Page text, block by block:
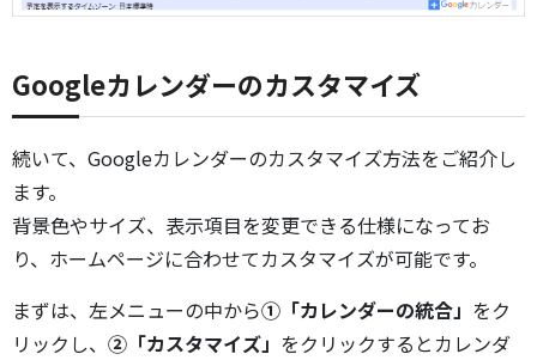
Googleカレンダーのカスタマイズ
続いて、Googleカレンダーのカスタマイズ方法をご紹介し
ます。
背景色やサイズ、表示項目を変更できる仕様になってお
り、ホームページに合わせてカスタマイズが可能です。
まずは、左メニューの中から①「カレンダーの統合」 をク
リックし、 ②「カスタマイズ」 をクリックするとカレンダ